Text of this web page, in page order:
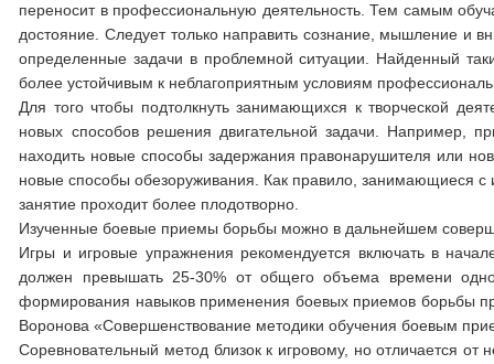
переносит в профессиональную деятельность. Тем самым
достояние. Следует только направить сознание, мышление и
определенные задачи в проблемной ситуации. Найденный
более устойчивым к неблагоприятным условиям
Для того чтобы подтолкнуть занимающихся к творческой
новых способов решения двигательной задачи. Например,
находить новые способы задержания правонарушителя или
новые способы обезоруживания. Как правило, занимающиеся с
занятие проходит более плодотворно.
Изученные боевые приемы борьбы можно в дальнейшем
Игры и игровые упражнения рекомендуется включать в
должен превышать 25-30% от общего объема времени
формирования навыков применения боевых приемов борьбы
Воронова «Совершенствование методики обучения боевым
Соревновательный метод близок к игровому, но отличается